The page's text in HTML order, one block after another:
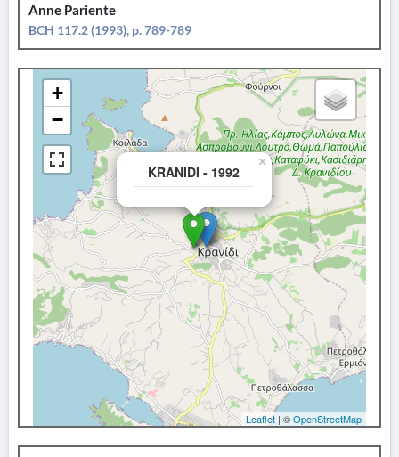
Anne Pariente
BCH 117.2 (1993), p. 789-789
KRANIDI - 1992
×
+
−
Leaflet | ©OpenStreetMap